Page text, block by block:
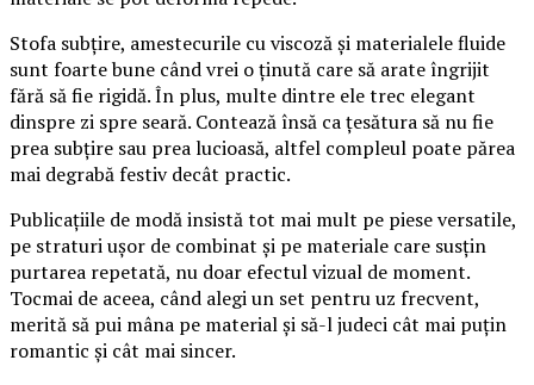
Stofa subțire, amestecurile cu viscoză și materialele fluide
sunt foarte bune când vrei o ținută care să arate îngrijit
fără să fie rigidă. În plus, multe dintre ele trec elegant
dinspre zi spre seară. Contează însă ca țesătura să nu fie
prea subțire sau prea lucioasă, altfel compleul poate părea
mai degrabă festiv decât practic.
Publicațiile de modă insistă tot mai mult pe piese versatile,
pe straturi ușor de combinat și pe materiale care susțin
purtarea repetată, nu doar efectul vizual de moment.
Tocmai de aceea, când alegi un set pentru uz frecvent,
merită să pui mâna pe material și să-l judeci cât mai puțin
romantic și cât mai sincer.